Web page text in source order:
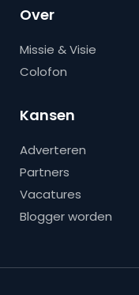
Over
Missie & Visie
Colofon
Kansen
Adverteren
Partners
Vacatures
Blogger worden